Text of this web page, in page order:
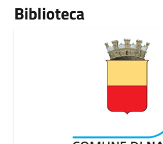
Biblioteca